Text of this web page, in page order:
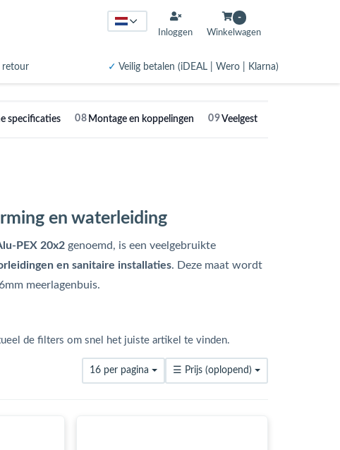
Inloggen
-
Winkelwagen
retour ✓ Veilig betalen (iDEAL | Wero | Klarna)
specificaties 08 Montage en koppelingen 09Veelgestelde vragen
en waterleiding
PEX 20x2genoemd, is een veelgebruikte
en sanitaire installaties. Deze maat wordt
meerlagenbuis.
de filters om snel het juiste artikel te vinden.
16 per pagina ☰ Prijs (oplopend)